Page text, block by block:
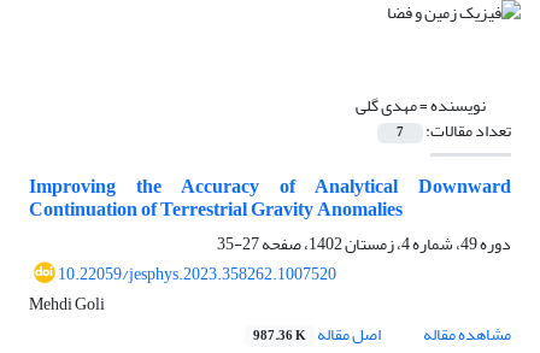
نویسنده =مهدی گلی
تعداد مقالات: 7
Improving the Accuracy of Analytical Downward
Continuation of Terrestrial Gravity Anomalies
دوره 49، شماره 4، زمستان 1402، صفحه
27-35
10.22059/jesphys.2023.358262.1007520
Mehdi Goli
مشاهده مقاله
اصل مقاله 987.36 K